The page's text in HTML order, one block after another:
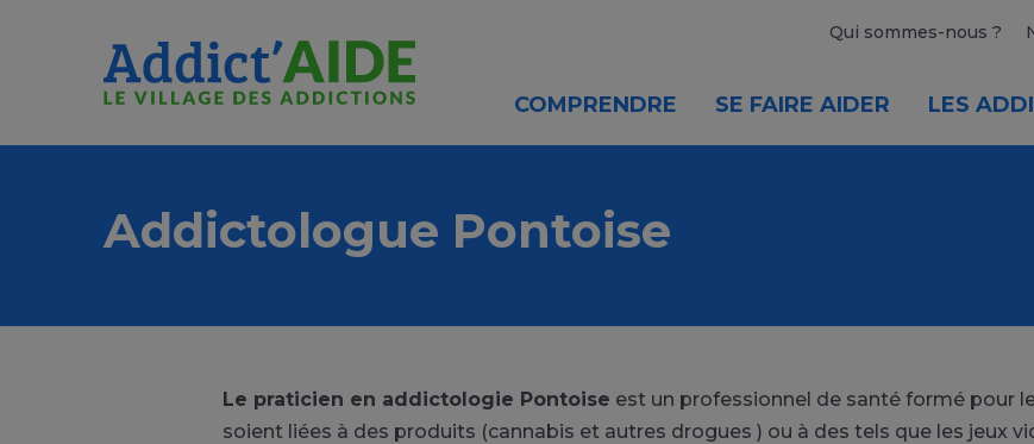
Qui sommes-nous ?
COMPRENDRE SE FAIRE AIDER LES
Addictologue Pontoise
Le praticien en addictologie Pontoise est un professionnel de santé formé pour
soient liées à des produits (cannabis et autres drogues ) ou à des tels que les jeux